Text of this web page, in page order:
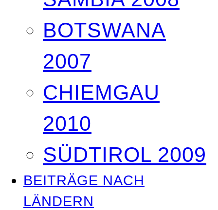
BOTSWANA
2007
CHIEMGAU
2010
SÜDTIROL 2009
BEITRÄGE NACH
LÄNDERN